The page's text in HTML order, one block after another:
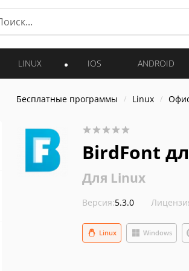
LINUX IOS ANDROID
Бесплатные программы Linux
BirdFont
Для Linux
Версия:5.3.0
Windows
Linux